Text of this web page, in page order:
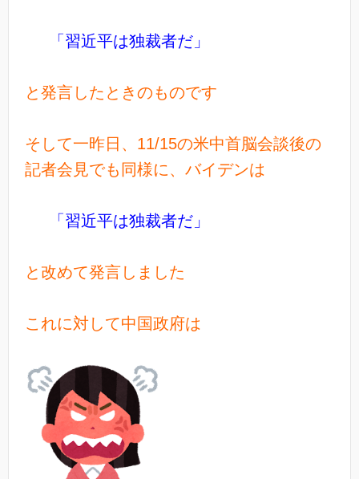
「習近平は独裁者だ」
と発言したときのものです
そして一昨日、11/15の米中首脳会談後の
記者会見でも同様に、バイデンは
「習近平は独裁者だ」
と改めて発言しました
これに対して中国政府は